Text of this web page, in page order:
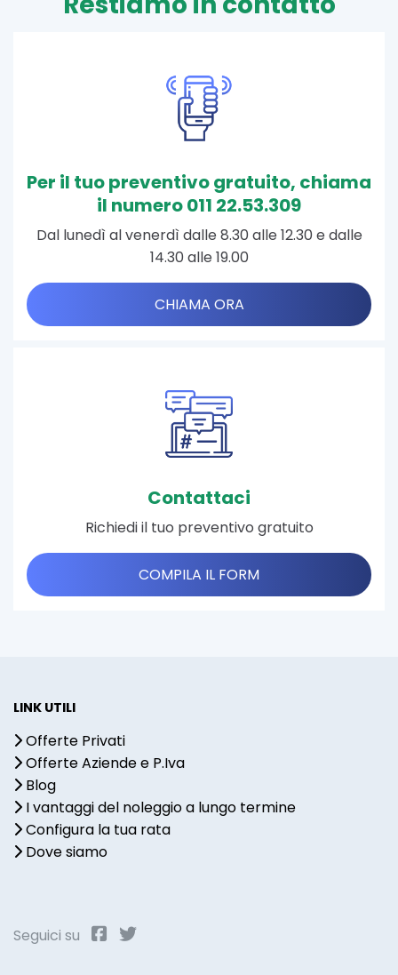
Per il tuo preventivo gratuito, chiama
il numero 011 22.53.309
Dal lunedì al venerdì dalle 8.30 alle 12.30 e dalle
14.30 alle 19.00
CHIAMA ORA
Contattaci
Richiedi il tuo preventivo gratuito
COMPILA IL FORM
LINK UTILI
Offerte Privati
Offerte Aziende e P.Iva
Blog
I vantaggi del noleggio a lungo termine
Configura la tua rata
Dove siamo
Seguici su